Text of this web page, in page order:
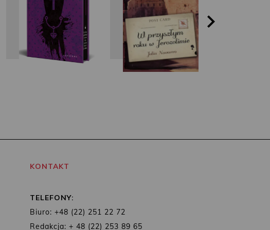
KONTAKT
TELEFONY:
Biuro: +48 (22) 251 22 72
Redakcja: + 48 (22) 253 89 65